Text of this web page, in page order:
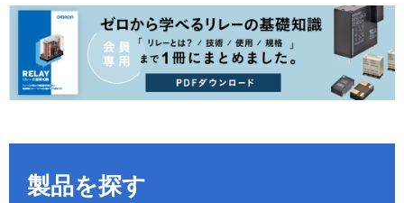
製品を探す